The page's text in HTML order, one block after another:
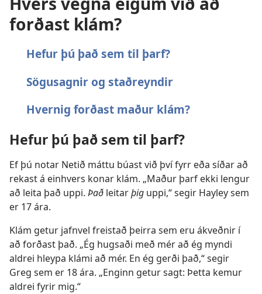
forðast klám?
Hefur þú það sem til þarf?
Sögusagnir og staðreyndir
Hvernig forðast maður klám?
Hefur þú það sem til þarf?
Ef þú notar Netið máttu búast við því fyrr eða síðar að
rekast á einhvers konar klám. „Maður þarf ekki lengur
að leita það uppi. Það leitarþig uppi,“ segir Hayley sem
er 17 ára.
Klám getur jafnvel freistað þeirra sem eru ákveðnir í
að forðast það. „Ég hugsaði með mér að ég myndi
aldrei hleypa klámi að mér. En ég gerði það,“ segir
Greg sem er 18 ára. „Enginn getur sagt: Þetta kemur
aldrei fyrir mig.“